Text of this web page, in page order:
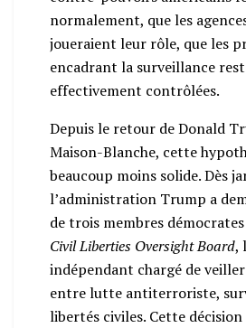
normalement, que les
joueraient leur rôle, que les
encadrant la surveillance
effectivement contrôlées.
Depuis le retour de Donald
Maison-Blanche, cette
beaucoup moins solide. Dès
l’administration Trump a
de trois membres
Civil Liberties Oversight Board,
indépendant chargé de
entre lutte antiterroriste,
libertés civiles. Cette